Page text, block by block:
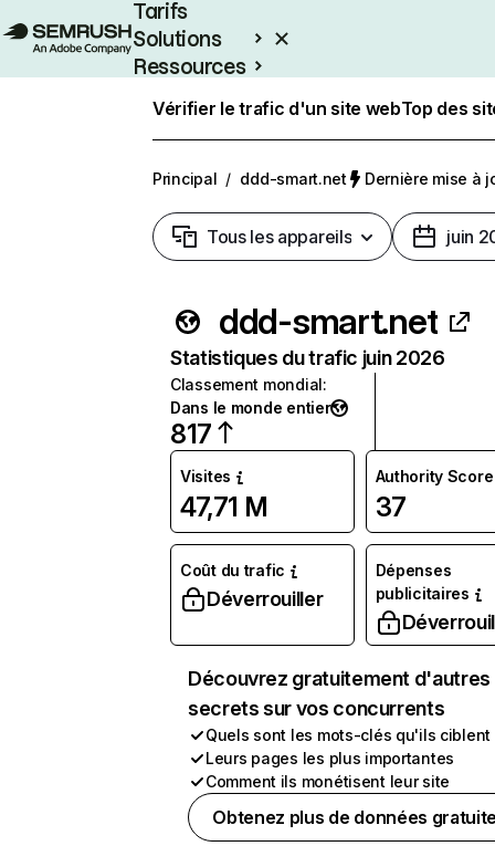
Tarifs
Solutions
Ressources
Vérifier le trafic d'un site webTop des
Principal / ddd-smart.net Dernière mise à
Tous les appareils juin
ddd-smart.net
Statistiques du trafic juin 2026
Classement mondial:
Dans le monde entier
817
Visites
47,71 M
Authority Score
37
Coût du trafic
Déverrouiller
Dépenses
publicitaires
Découvrez gratuitement d'autres
secrets sur vos concurrents
Quels sont les mots-clés qu'ils ciblent
Leurs pages les plus importantes
Comment ils monétisent leur site
Obtenez plus de données